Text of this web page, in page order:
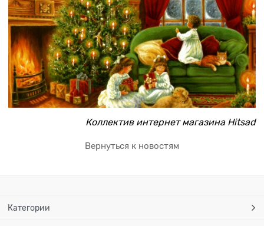
Коллектив интернет магазина Hitsad
Вернуться к новостям
Категории